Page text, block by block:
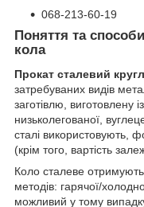
068-213-60-19
Поняття та
кола
Прокат сталевий
затребуваних видів
заготівлю, виготовлену
низьколегованої,
сталі використовують,
(крім того, вартість
Коло сталеве
методів: гарячої/
можливий у тому